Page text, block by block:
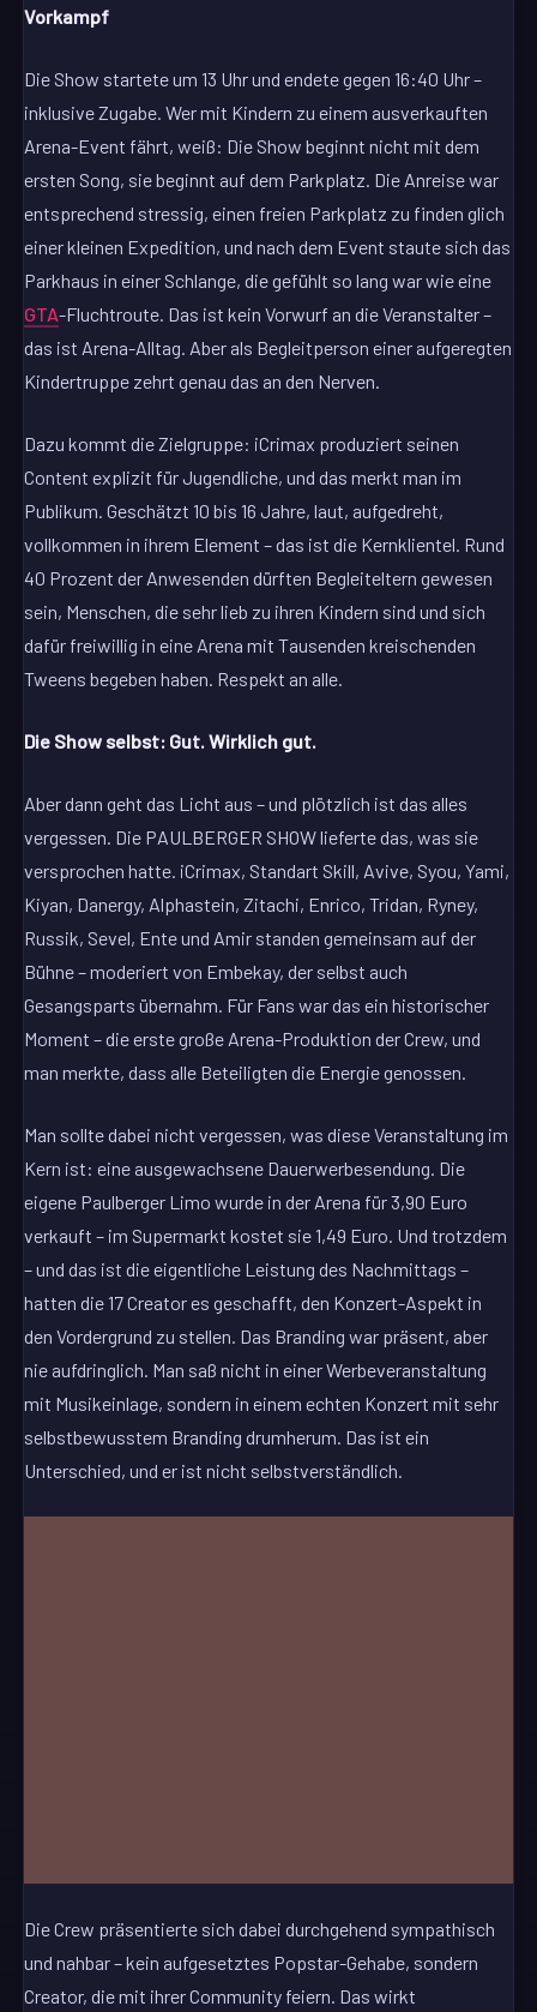
Vorkampf
Die Show startete um 13 Uhr und endete gegen 16:40 Uhr –
inklusive Zugabe. Wer mit Kindern zu einem ausverkauften
Arena-Event fährt, weiß: Die Show beginnt nicht mit dem
ersten Song, sie beginnt auf dem Parkplatz. Die Anreise war
entsprechend stressig, einen freien Parkplatz zu finden glich
einer kleinen Expedition, und nach dem Event staute sich das
Parkhaus in einer Schlange, die gefühlt so lang war wie eine
GTA-Fluchtroute. Das ist kein Vorwurf an die Veranstalter –
das ist Arena-Alltag. Aber als Begleitperson einer aufgeregten
Kindertruppe zehrt genau das an den Nerven.
Dazu kommt die Zielgruppe: iCrimax produziert seinen
Content explizit für Jugendliche, und das merkt man im
Publikum. Geschätzt 10 bis 16 Jahre, laut, aufgedreht,
vollkommen in ihrem Element – das ist die Kernklientel. Rund
40 Prozent der Anwesenden dürften Begleiteltern gewesen
sein, Menschen, die sehr lieb zu ihren Kindern sind und sich
dafür freiwillig in eine Arena mit Tausenden kreischenden
Tweens begeben haben. Respekt an alle.
Die Show selbst: Gut. Wirklich gut.
Aber dann geht das Licht aus – und plötzlich ist das alles
vergessen. Die PAULBERGER SHOW lieferte das, was sie
versprochen hatte. iCrimax, Standart Skill, Avive, Syou, Yami,
Kiyan, Danergy, Alphastein, Zitachi, Enrico, Tridan, Ryney,
Russik, Sevel, Ente und Amir standen gemeinsam auf der
Bühne – moderiert von Embekay, der selbst auch
Gesangsparts übernahm. Für Fans war das ein historischer
Moment – die erste große Arena-Produktion der Crew, und
man merkte, dass alle Beteiligten die Energie genossen.
Man sollte dabei nicht vergessen, was diese Veranstaltung im
Kern ist: eine ausgewachsene Dauerwerbesendung. Die
eigene Paulberger Limo wurde in der Arena für 3,90 Euro
verkauft – im Supermarkt kostet sie 1,49 Euro. Und trotzdem
– und das ist die eigentliche Leistung des Nachmittags –
hatten die 17 Creator es geschafft, den Konzert-Aspekt in
den Vordergrund zu stellen. Das Branding war präsent, aber
nie aufdringlich. Man saß nicht in einer Werbeveranstaltung
mit Musikeinlage, sondern in einem echten Konzert mit sehr
selbstbewusstem Branding drumherum. Das ist ein
Unterschied, und er ist nicht selbstverständlich.
Die Crew präsentierte sich dabei durchgehend sympathisch
und nahbar – kein aufgesetztes Popstar-Gehabe, sondern
Creator, die mit ihrer Community feiern. Das wirkt